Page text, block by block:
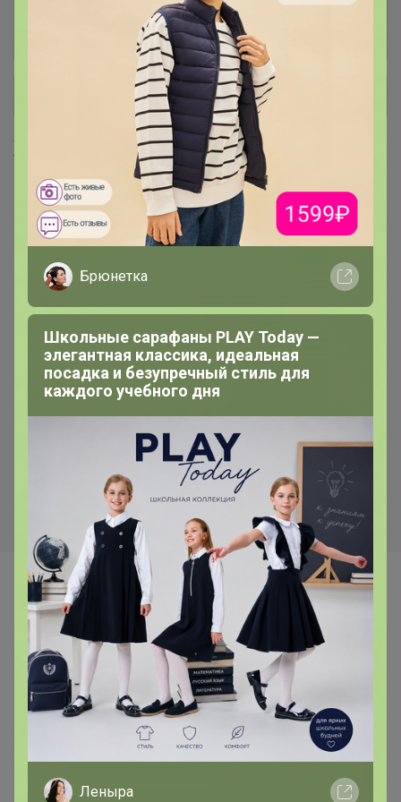
ПРОТЕИН (Высокобелковые
смеси) Батончики, Арахисовая
+ Ещё 12 каталогов
Хиты продаж
Выбор экспертов
Омега-3 (ПНЖК 1050),
90капс, Naturalsphere
Выбор экспертов
Новинка
545р
Комплекс питьевой
Магний+В6 со вкусом вишни,
Самые желанные
Срок до 14.03.2027
Брюнетка
Школьные сарафаны PLAY Today —
элегантная классика, идеальная
посадка и безупречный стиль для
каждого учебного дня
Леныра